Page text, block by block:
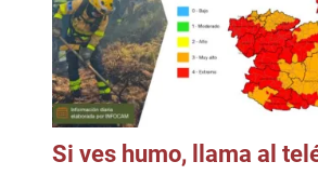
Si ves humo, llama al